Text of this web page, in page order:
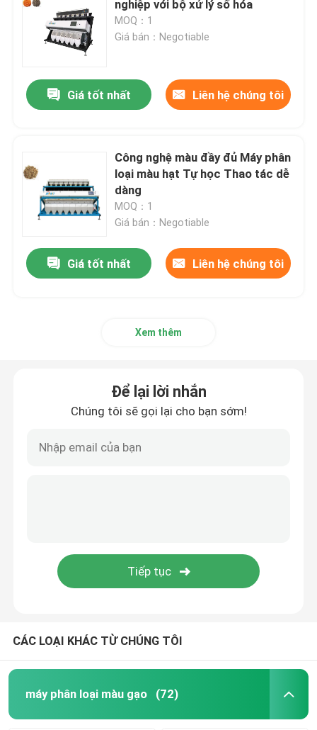
Máy phân loại vật liệu
Máy phân loại màu ngô
nghiệp với bộ xử lý số hóa
MOQ：1
Giá bán：Negotiable
Giá tốt nhất Liên hệ chúng tôi
Công nghệ màu đầy đủ Máy phân
loại màu hạt Tự học Thao tác dễ
dàng
MOQ：1
Giá bán：Negotiable
Giá tốt nhất Liên hệ chúng tôi
Xem thêm
Để lại lời nhắn
Chúng tôi sẽ gọi lại cho bạn sớm!
CÁC LOẠI KHÁC TỪ CHÚNG TÔI
máy phân loại màu gạo (72)